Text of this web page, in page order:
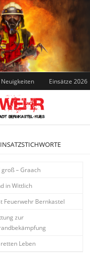
Neuigkeiten Einsätze 2026
– Graach
in Wittlich
Feuerwehr Bernkastel
zur
Leben